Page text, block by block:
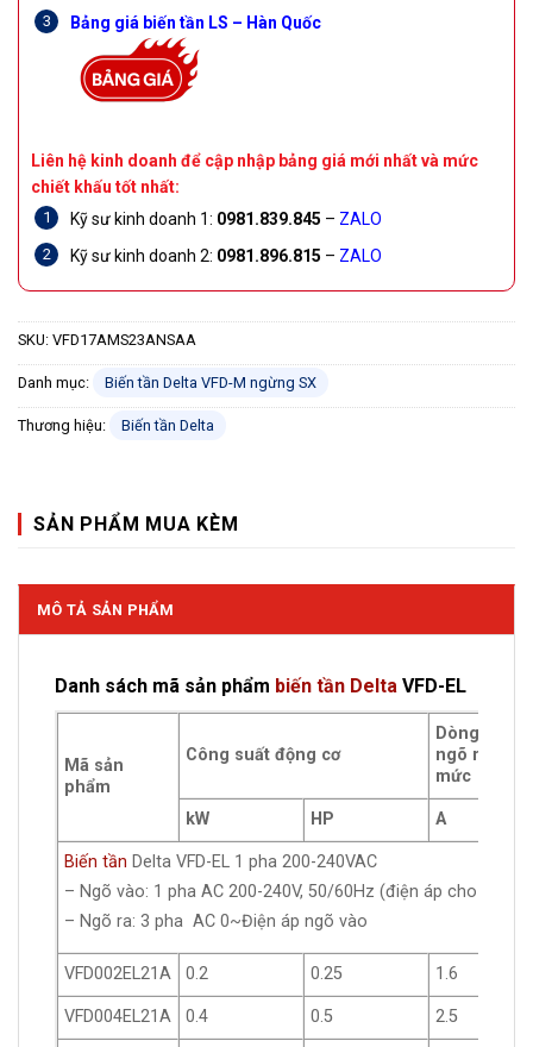
Bảng giá biến tần LS – Hàn Quốc
Liên hệ kinh doanh để cập nhập bảng giá mới nhất và mức
chiết khấu tốt nhất:
Kỹ sư kinh doanh 1: 0981.839.845 – ZALO
Kỹ sư kinh doanh 2: 0981.896.815 – ZALO
SKU: VFD17AMS23ANSAA
Danh mục: Biến tần Delta VFD-M ngừng SX
Thương hiệu: Biến tần Delta
SẢN PHẨM MUA KÈM
MÔ TẢ SẢN PHẨM
Danh sách mã sản phẩm biến tần Delta VFD-EL
Mã sản
phẩm
Công suất động cơ
Dòng điện
ngõ ra định
mức
kW HP A
Biến tần Delta VFD-EL 1 pha 200-240VAC
– Ngõ vào: 1 pha AC 200-240V, 50/60Hz (điện áp cho phép
– Ngõ ra: 3 pha AC 0~Điện áp ngõ vào
VFD002EL21A 0.2 0.25 1.6
VFD004EL21A 0.4 0.5 2.5